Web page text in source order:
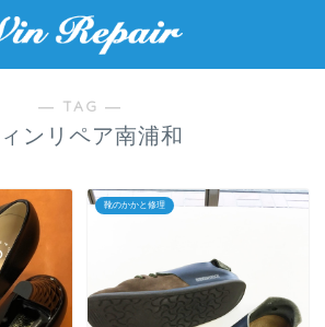
― TAG ―
ンリペア南浦和
靴のかかと修理